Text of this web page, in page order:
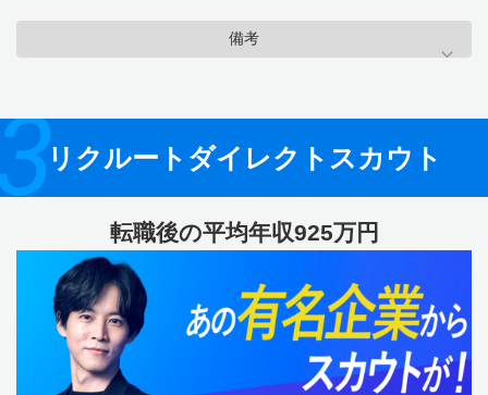
備考
リクルートダイレクトスカウト
転職後の平均年収925万円